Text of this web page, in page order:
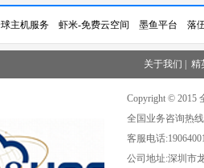
主机服务 虾米-免费云空间 墨鱼平台 落
关于我们 精
Copyright © 2015
全国业务咨询热线
客服电话
公司地址:深圳市